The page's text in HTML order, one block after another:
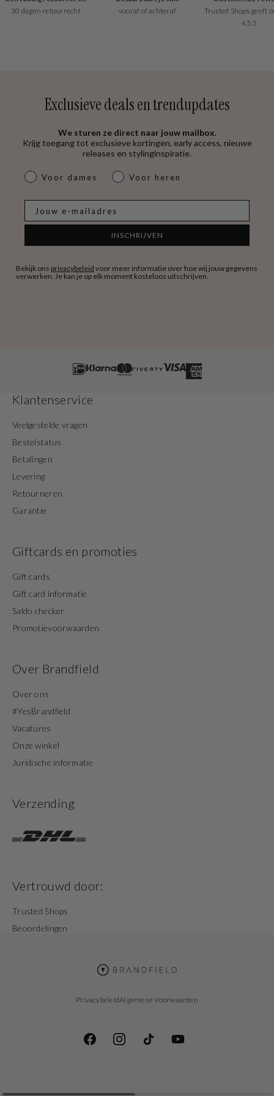
30 dagen retourrecht
vooraf of achteraf
Trusted Shops geeft
4.53
Exclusieve deals en trendupdates
We sturen ze direct naar jouw mailbox.
Krijg toegang tot exclusieve kortingen, early access, nieuwe
releases en stylinginspiratie.
dames & heren
Voor dames Voor heren
INSCHRIJVEN
Bekijk ons privacybeleid voor meer informatie over hoe wij jouw gegevens
verwerken. Je kan je op elk moment kosteloos uitschrijven.
Klantenservice
Veelgestelde vragen
Bestelstatus
Betalingen
Levering
Retourneren
Garantie
Giftcards en promoties
Gift cards
Gift card informatie
Saldo checker
Promotievoorwaarden
Over Brandfield
Over ons
#YesBrandfield
Vacatures
Onze winkel
Juridische informatie
Verzending
Vertrouwd door:
Trusted Shops
Beoordelingen
PrivacybeleidAlgemene Voorwaarden
FacebookInstagramTikTok YouTube